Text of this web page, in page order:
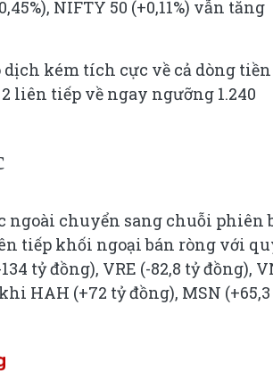
NIFTY 50 (+0,11%) vẫn tăng
kém tích cực về cả dòng tiền
liên tiếp về ngay ngưỡng 1.240
ngoài chuyển sang chuỗi phiên
tiếp khối ngoại bán ròng với
tỷ đồng), VRE (-82,8 tỷ đồng),
HAH (+72 tỷ đồng), MSN